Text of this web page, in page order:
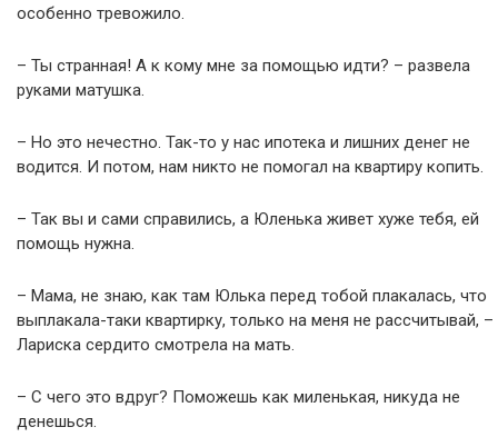
особенно тревожило.
– Ты странная! А к кому мне за помощью идти? – развела
руками матушка.
– Но это нечестно. Так-то у нас ипотека и лишних денег не
водится. И потом, нам никто не помогал на квартиру копить.
– Так вы и сами справились, а Юленька живет хуже тебя, ей
помощь нужна.
– Мама, не знаю, как там Юлька перед тобой плакалась, что
выплакала-таки квартирку, только на меня не рассчитывай, –
Лариска сердито смотрела на мать.
– С чего это вдруг? Поможешь как миленькая, никуда не
денешься.